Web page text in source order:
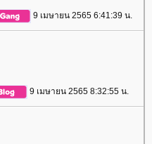
9 เมษายน 2565 6:41:39 น.
9 เมษายน 2565 8:32:55 น.